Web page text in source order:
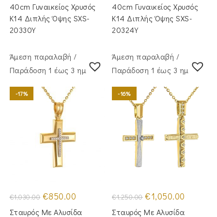
€735.00.
40cm Γυναικείος Χρυσός
Κ14 Διπλής Όψης SXS-
20330Y
€990.00.
40cm Γυναικείος Χρυσός
Κ14 Διπλής Όψης SXS-
20324Y
Άμεση παραλαβή /
Παράδoση 1 έως 3 ημέρες
-17%
€1,030.00 Original
price
was:
€1,030.00.
€850.00
τιμή
είναι:
Σταυρός Με Αλυσίδα
Άμεση παραλαβή /
Παράδoση 1 έως 3 ημέρες
-16%
€1,250.00 Original
price
was:
€1,250.00.
€1,050.00
είναι:
Σταυρός Με Αλυσίδα